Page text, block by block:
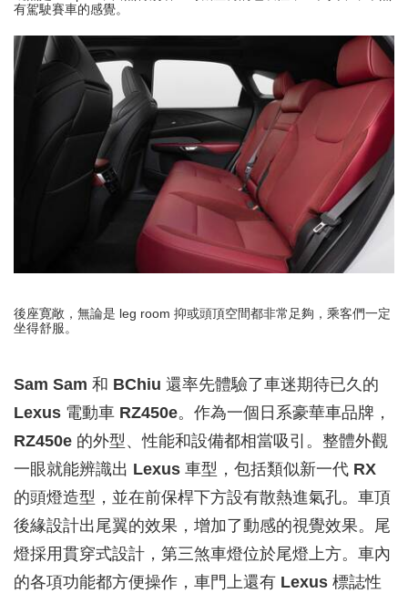
有駕駛賽車的感覺。
後座寛敞，無論是 leg room 抑或頭頂空間都非常足夠，乘客們一定
坐得舒服。
Sam Sam 和 BChiu 還率先體驗了車迷期待已久的
Lexus 電動車 RZ450e。作為一個日系豪華車品牌，
RZ450e 的外型、性能和設備都相當吸引。整體外觀
一眼就能辨識出 Lexus 車型，包括類似新一代 RX
的頭燈造型，並在前保桿下方設有散熱進氣孔。車頂
後緣設計出尾翼的效果，增加了動感的視覺效果。尾
燈採用貫穿式設計，第三煞車燈位於尾燈上方。車內
的各項功能都方便操作，車門上還有 Lexus 標誌性